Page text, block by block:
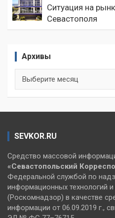
Ситуация на
Севастополя
Архивы
SEVKOR.RU
Средство массовой
«Севастопольский
Федеральной службой по
информационных технологий
(Роскомнадзор) в качестве
информации от 06.09.2019 г.,